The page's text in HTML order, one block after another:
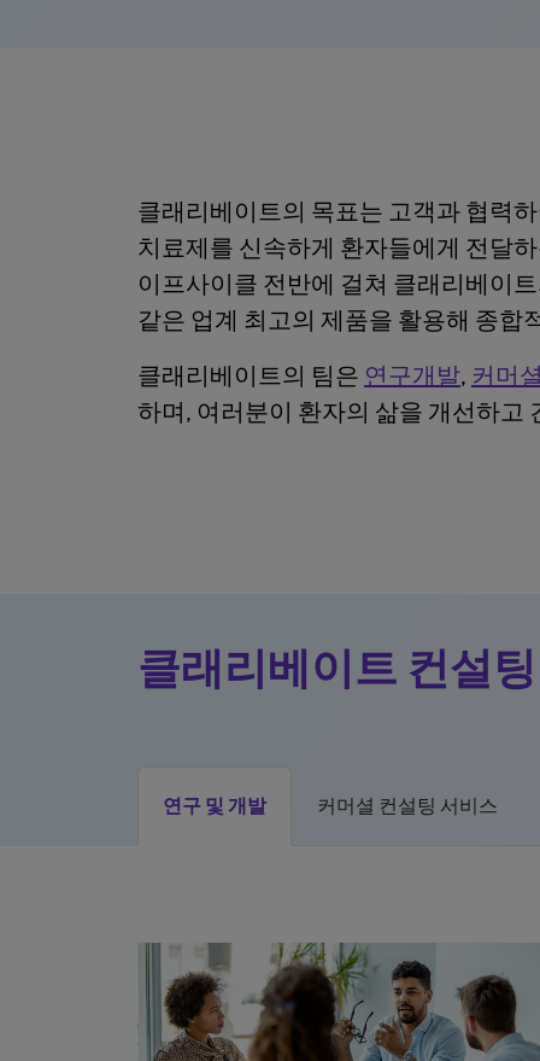
클래리베이트의 목표는 고객과 협력
치료제를 신속하게 환자들에게 전달
이프사이클 전반에 걸쳐 클래리베이
같은 업계 최고의 제품을 활용해 종
클래리베이트의 팀은 연구개발, 커머
하며, 여러분이 환자의 삶을 개선하고
클래리베이트 컨설
연구 및 개발 커머셜 컨설팅 서비스